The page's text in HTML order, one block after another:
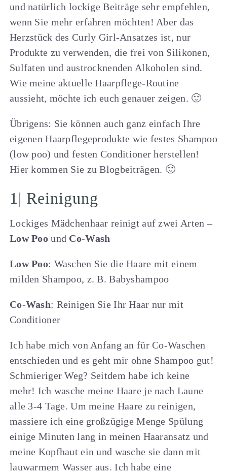
und natürlich lockige Beiträge sehr empfehlen,
wenn Sie mehr erfahren möchten! Aber das
Herzstück des Curly Girl-Ansatzes ist, nur
Produkte zu verwenden, die frei von Silikonen,
Sulfaten und austrocknenden Alkoholen sind.
Wie meine aktuelle Haarpflege-Routine
aussieht, möchte ich euch genauer zeigen. 🙂
Übrigens: Sie können auch ganz einfach Ihre
eigenen Haarpflegeprodukte wie festes Shampoo
(low poo) und festen Conditioner herstellen!
Hier kommen Sie zu Blogbeiträgen. 🙂
1| Reinigung
Lockiges Mädchenhaar reinigt auf zwei Arten –
Low Poound Co-Wash
Low Poo: Waschen Sie die Haare mit einem
milden Shampoo, z. B. Babyshampoo
Co-Wash: Reinigen Sie Ihr Haar nur mit
Conditioner
Ich habe mich von Anfang an für Co-Waschen
entschieden und es geht mir ohne Shampoo gut!
Schmieriger Weg? Seitdem habe ich keine
mehr! Ich wasche meine Haare je nach Laune
alle 3-4 Tage. Um meine Haare zu reinigen,
massiere ich eine großzügige Menge Spülung
einige Minuten lang in meinen Haaransatz und
meine Kopfhaut ein und wasche sie dann mit
lauwarmem Wasser aus. Ich habe eine